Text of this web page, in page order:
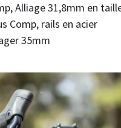
Alliage 31,8mm en
Comp, rails en acier
35mm